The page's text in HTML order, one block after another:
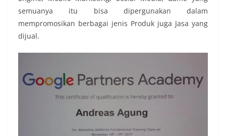
semuanya itu bisa dipergunakan dalam
mempromosikan berbagai jenis Produk juga Jasa yang
dijual.